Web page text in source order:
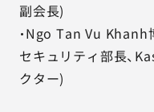
副会長)
・Ngo Tan Vu
セキュリティ部長、
クター)